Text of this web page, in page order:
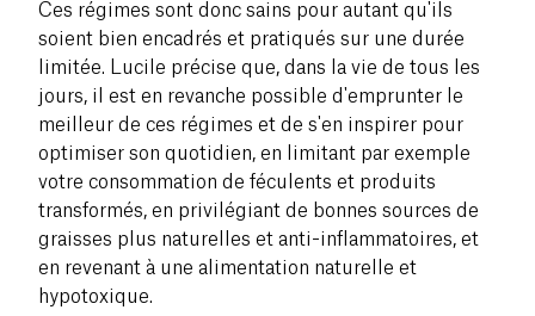
Ces régimes sont donc sains pour autant qu'ils
soient bien encadrés et pratiqués sur une durée
limitée. Lucile précise que, dans la vie de tous les
jours, il est en revanche possible d'emprunter le
meilleur de ces régimes et de s'en inspirer pour
optimiser son quotidien, en limitant par exemple
votre consommation de féculents et produits
transformés, en privilégiant de bonnes sources de
graisses plus naturelles et anti-inflammatoires, et
en revenant à une alimentation naturelle et
hypotoxique.